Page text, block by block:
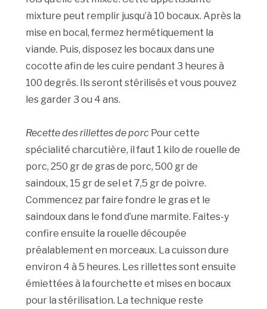
mixture peut remplir jusqu’à 10 bocaux. Après la
mise en bocal, fermez hermétiquement la
viande. Puis, disposez les bocaux dans une
cocotte afin de les cuire pendant 3 heures à
100 degrés. Ils seront stérilisés et vous pouvez
les garder 3 ou 4 ans.
Recette des rillettes de porc Pour cette
spécialité charcutière, il faut 1 kilo de rouelle de
porc, 250 gr de gras de porc, 500 gr de
saindoux, 15 gr de sel et 7,5 gr de poivre.
Commencez par faire fondre le gras et le
saindoux dans le fond d’une marmite. Faites-y
confire ensuite la rouelle découpée
préalablement en morceaux. La cuisson dure
environ 4 à 5 heures. Les rillettes sont ensuite
émiettées à la fourchette et mises en bocaux
pour la stérilisation. La technique reste